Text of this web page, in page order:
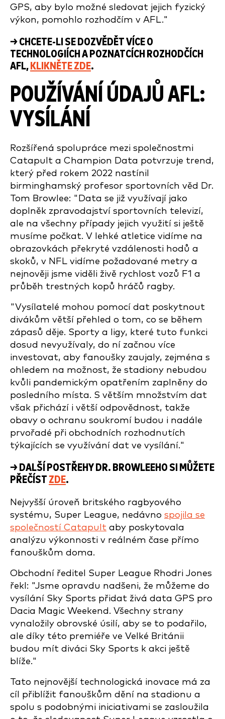
GPS, aby bylo možné sledovat jejich fyzický
výkon, pomohlo rozhodčím v AFL."
→ CHCETE-LI SE DOZVĚDĚT VÍCE O
TECHNOLOGIÍCH A POZNATCÍCH ROZHODČÍCH
AFL, KLIKNĚTE ZDE.
POUŽÍVÁNÍ ÚDAJŮ AFL:
VYSÍLÁNÍ
Rozšířená spolupráce mezi společnostmi
Catapult a Champion Data potvrzuje trend,
který před rokem 2022 nastínil
birminghamský profesor sportovních věd Dr.
Tom Browlee: "Data se již využívají jako
doplněk zpravodajství sportovních televizí,
ale na všechny případy jejich využití si ještě
musíme počkat. V lehké atletice vidíme na
obrazovkách překryté vzdálenosti hodů a
skoků, v NFL vidíme požadované metry a
nejnověji jsme viděli živě rychlost vozů F1 a
průběh trestných kopů hráčů ragby.
"Vysílatelé mohou pomocí dat poskytnout
divákům větší přehled o tom, co se během
zápasů děje. Sporty a ligy, které tuto funkci
dosud nevyužívaly, do ní začnou více
investovat, aby fanoušky zaujaly, zejména s
ohledem na možnost, že stadiony nebudou
kvůli pandemickým opatřením zaplněny do
posledního místa. S větším množstvím dat
však přichází i větší odpovědnost, takže
obavy o ochranu soukromí budou i nadále
prvořadé při obchodních rozhodnutích
týkajících se využívání dat ve vysílání."
→ DALŠÍ POSTŘEHY DR. BROWLEEHO SI MŮŽETE
PŘEČÍST ZDE.
Nejvyšší úroveň britského ragbyového
systému, Super League, nedávno spojila se
společností Catapult aby poskytovala
analýzu výkonnosti v reálném čase přímo
fanouškům doma.
Obchodní ředitel Super League Rhodri Jones
řekl: "Jsme opravdu nadšeni, že můžeme do
vysílání Sky Sports přidat živá data GPS pro
Dacia Magic Weekend. Všechny strany
vynaložily obrovské úsilí, aby se to podařilo,
ale díky této premiéře ve Velké Británii
budou mít diváci Sky Sports k akci ještě
blíže."
Tato nejnovější technologická inovace má za
cíl přiblížit fanouškům dění na stadionu a
spolu s podobnými iniciativami se zasloužila